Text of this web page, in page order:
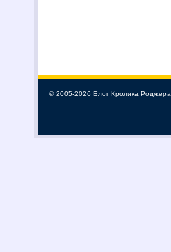
© 2005-2026 Блог Кролика Роджера